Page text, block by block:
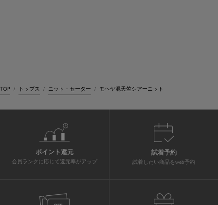
TOP トップス ニット・セーター モヘヤ混天竺シアーニット
ポイント還元
会員ランクに応じて還元率がアップ
試着予約
試着したい商品をweb予約